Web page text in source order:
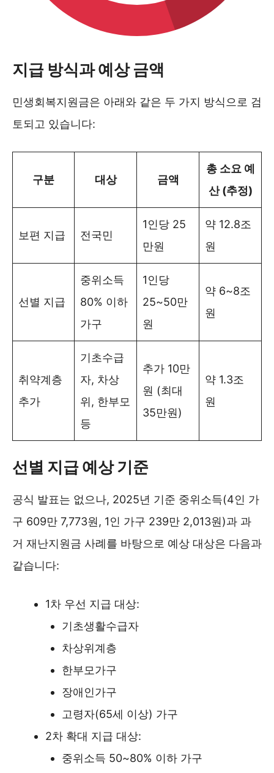
지급 방식과 예상 금액
민생회복지원금은 아래와 같은 두 가지 방식으로 검
토되고 있습니다:
구분 대상 금액
총 소요 예
산 (추정)
보편 지급 전국민
1인당 25
만원
약 12.8조
원
선별 지급
중위소득
80% 이하
가구
1인당
25~50만
원
약 6~8조
원
취약계층
추가
기초수급
자, 차상
위, 한부모
등
추가 10만
원 (최대
35만원)
약 1.3조
원
선별 지급 예상 기준
공식 발표는 없으나, 2025년 기준 중위소득(4인 가
구 609만 7,773원, 1인 가구 239만 2,013원)과 과
거 재난지원금 사례를 바탕으로 예상 대상은 다음과
같습니다:
1차 우선 지급 대상:
기초생활수급자
차상위계층
한부모가구
장애인가구
고령자(65세 이상) 가구
2차 확대 지급 대상:
중위소득 50~80% 이하 가구